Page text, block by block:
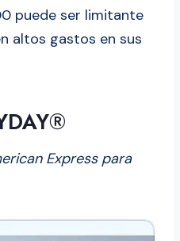
puede ser limitante
altos gastos en sus
Express para